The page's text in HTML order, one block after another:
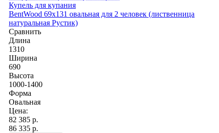
Купель для купания
BentWood 69х131 овальная для 2 человек (лиственница
натуральная Рустик)
Сравнить
Длина
1310
Ширина
690
Высота
1000-1400
Форма
Овальная
Цена:
82 385 р.
86 335 р.